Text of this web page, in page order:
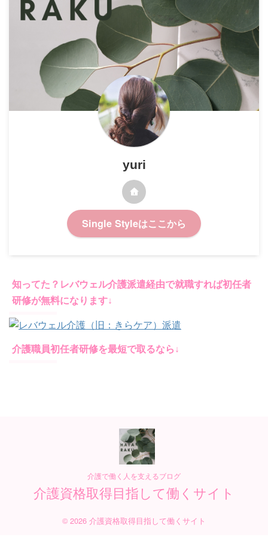
yuri
Single Styleはここから
知ってた？レバウェル介護派遣経由で就職すれば初任者
研修が無料になります↓
介護職員初任者研修を最短で取るなら↓
介護で働く人を支えるブログ
介護資格取得目指して働くサイト
© 2026 介護資格取得目指して働くサイト